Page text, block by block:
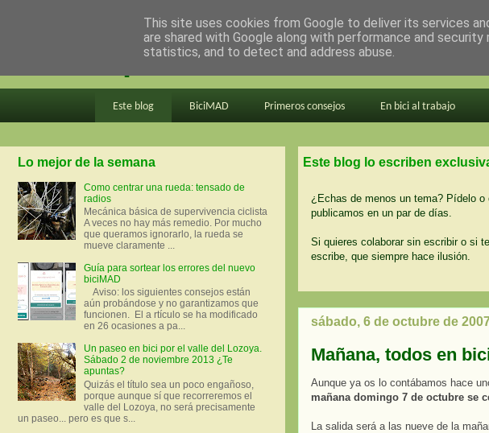
en bici por madrid
Este blog BiciMAD Primeros consejos En bici al trabajo
Este blog lo escriben
¿Echas de menos un tema? Pídelo
publicamos en un par de días.
Si quieres colaborar sin escribir o si
escribe, que siempre hace ilusión.
sábado, 6 de octubre de
Mañana, todos en
Aunque ya os lo contábamos hace
mañana domingo 7 de octubre se
La salida será a las nueve de la
Lo mejor de la semana
Como centrar una rueda: tensado de
radios
Mecánica básica de supervivencia ciclista
A veces no hay más remedio. Por mucho
que queramos ignorarlo, la rueda se
mueve claramente ...
Guía para sortear los errores del nuevo
biciMAD
Aviso: los siguientes consejos están
aún probándose y no garantizamos que
funcionen. El a rtículo se ha modificado
en 26 ocasiones a pa...
Un paseo en bici por el valle del Lozoya.
Sábado 2 de noviembre 2013 ¿Te
apuntas?
Quizás el título sea un poco engañoso,
porque aunque sí que recorreremos el
valle del Lozoya, no será precisamente
un paseo... pero es que s...
This site uses cookies from Google to deliver its services
are shared with Google along with performance and
statistics, and to detect and address abuse.